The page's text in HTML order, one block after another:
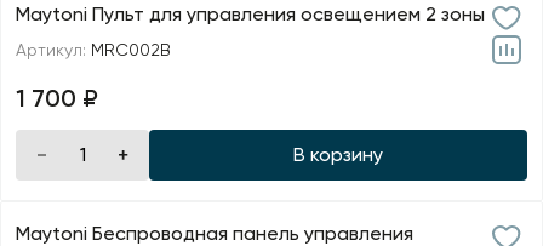
Maytoni Пульт для управления освещением 2 зоны
Артикул: MRC002B
1 700 ₽
В корзину
Maytoni Беспроводная панель управления